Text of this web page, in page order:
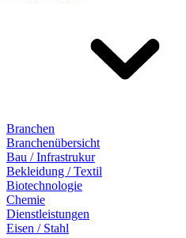
Branchen
Branchenübersicht
Bau / Infrastrukur
Bekleidung / Textil
Biotechnologie
Chemie
Dienstleistungen
Eisen / Stahl